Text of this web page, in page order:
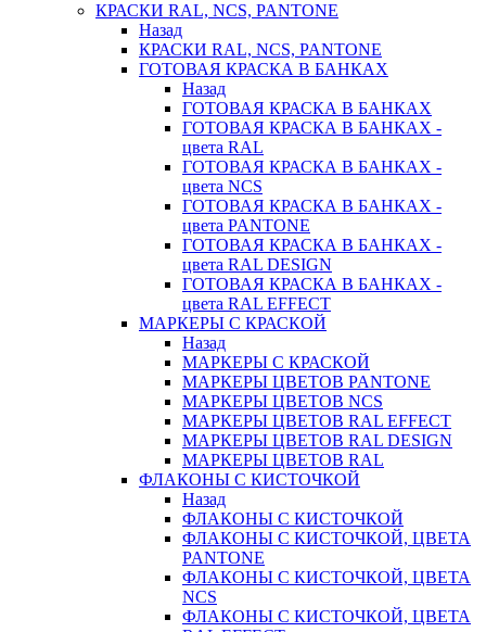
КРАСКИ RAL, NCS, PANTONE
Назад
КРАСКИ RAL, NCS, PANTONE
ГОТОВАЯ КРАСКА В БАНКАХ
Назад
ГОТОВАЯ КРАСКА В БАНКАХ
ГОТОВАЯ КРАСКА В БАНКАХ -
цвета RAL
ГОТОВАЯ КРАСКА В БАНКАХ -
цвета NCS
ГОТОВАЯ КРАСКА В БАНКАХ -
цвета PANTONE
ГОТОВАЯ КРАСКА В БАНКАХ -
цвета RAL DESIGN
ГОТОВАЯ КРАСКА В БАНКАХ -
цвета RAL EFFECT
МАРКЕРЫ С КРАСКОЙ
Назад
МАРКЕРЫ С КРАСКОЙ
МАРКЕРЫ ЦВЕТОВ PANTONE
МАРКЕРЫ ЦВЕТОВ NCS
МАРКЕРЫ ЦВЕТОВ RAL EFFECT
МАРКЕРЫ ЦВЕТОВ RAL DESIGN
МАРКЕРЫ ЦВЕТОВ RAL
ФЛАКОНЫ С КИСТОЧКОЙ
Назад
ФЛАКОНЫ С КИСТОЧКОЙ
ФЛАКОНЫ С КИСТОЧКОЙ, ЦВЕТА
PANTONE
ФЛАКОНЫ С КИСТОЧКОЙ, ЦВЕТА
NCS
ФЛАКОНЫ С КИСТОЧКОЙ, ЦВЕТА